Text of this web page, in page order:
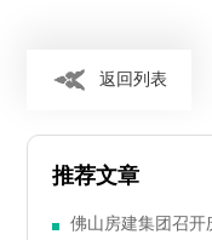
返回列表
推荐文章
佛山房建集团召开